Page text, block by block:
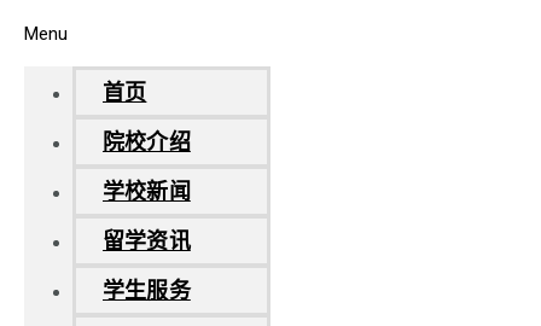
Menu
首页
院校介绍
学校新闻
留学资讯
学生服务